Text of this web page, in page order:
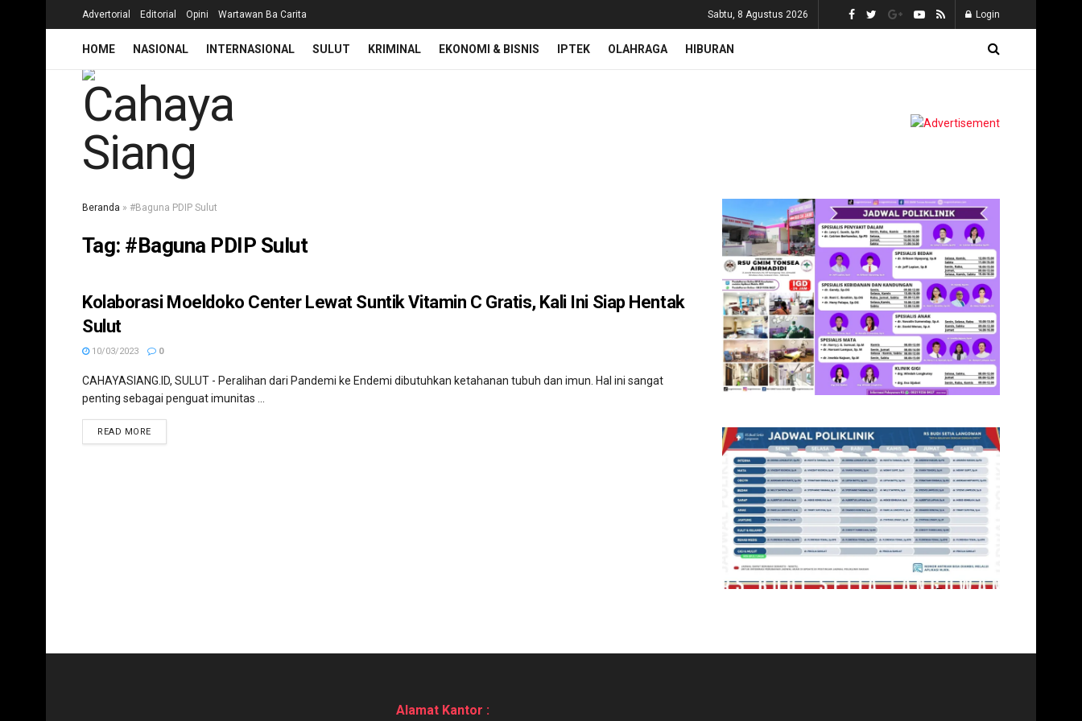
Advertorial Editorial Opini Wartawan Ba Carita Sabtu, 8 Agustus 2026 Login
HOME NASIONAL INTERNASIONAL SULUT KRIMINAL EKONOMI & BISNIS IPTEK OLAHRAGA HIBURAN
Beranda » #Baguna PDIP Sulut
Tag: #Baguna PDIP Sulut
KESEHATAN
Kolaborasi Moeldoko Center Lewat Suntik Vitamin C Gratis, Kali Ini Siap Hentak
Sulut
10/03/2023 0
CAHAYASIANG.ID, SULUT - Peralihan dari Pandemi ke Endemi dibutuhkan ketahanan tubuh dan imun. Hal ini sangat
penting sebagai penguat imunitas ...
READ MORE
Alamat Kantor :